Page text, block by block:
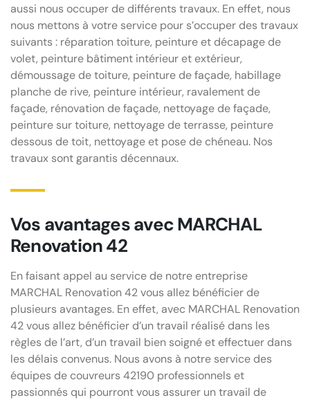
aussi nous occuper de différents travaux. En effet, nous
nous mettons à votre service pour s’occuper des travaux
suivants : réparation toiture, peinture et décapage de
volet, peinture bâtiment intérieur et extérieur,
démoussage de toiture, peinture de façade, habillage
planche de rive, peinture intérieur, ravalement de
façade, rénovation de façade, nettoyage de façade,
peinture sur toiture, nettoyage de terrasse, peinture
dessous de toit, nettoyage et pose de chéneau. Nos
travaux sont garantis décennaux.
Vos avantages avec MARCHAL
Renovation 42
En faisant appel au service de notre entreprise
MARCHAL Renovation 42 vous allez bénéficier de
plusieurs avantages. En effet, avec MARCHAL Renovation
42 vous allez bénéficier d’un travail réalisé dans les
règles de l’art, d’un travail bien soigné et effectuer dans
les délais convenus. Nous avons à notre service des
équipes de couvreurs 42190 professionnels et
passionnés qui pourront vous assurer un travail de